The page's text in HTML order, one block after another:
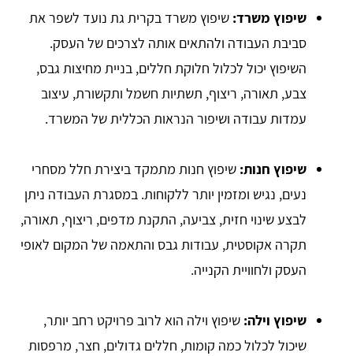
שיפוץ משרד: שיפוץ משרד בקרית גת נועד לשפר את
סביבת העבודה ולהתאים אותה לצרכים של העסק.
השיפוץ יכול לכלול חלוקת חללים, בניית מחיצות גבס,
צבע, תאורה, ריצוף, תשתיות חשמל ותקשורת, עיצוב
עמדות עבודה ושיפור הנראות הכללית של המשרד.
שיפוץ חנות: שיפוץ חנות מתמקד ביצירת חלל מסחרי
נעים, נגיש ומזמין יותר ללקוחות. במסגרת העבודה ניתן
לבצע שינוי חזית, צביעה, התקנת מדפים, ריצוף, תאורה,
תקרה אקוסטית, עבודות גבס והתאמה של המקום לאופי
העסק ולחוויית הקנייה.
שיפוץ וילה: שיפוץ וילה הוא לרוב פרויקט רחב יותר,
שיכול לכלול כמה קומות, חללים גדולים, חצר, מרפסות